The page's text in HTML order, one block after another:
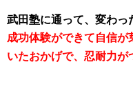
武田塾に通って、変わっ
成功体験ができて自信が
いたおかげで、忍耐力が